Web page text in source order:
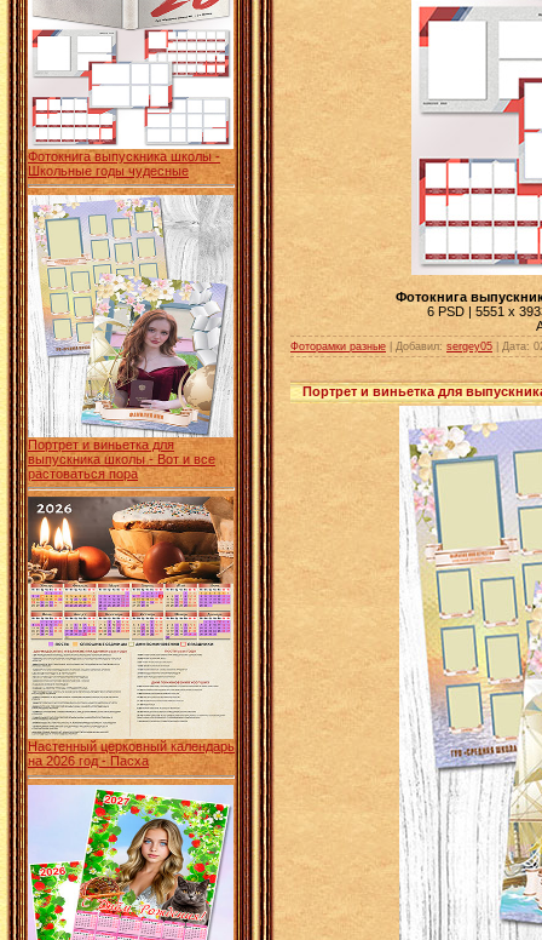
Фотокнига выпускника школы -
Школьные годы чудесные
Портрет и виньетка для
выпускника школы - Вот и все
растоваться пора
Настенный церковный календарь
на 2026 год - Пасха
Фотокнига
6 PSD | 5551 x
Фоторамки разные | Добавил: sergey05 Дата:
Портрет и виньетка для